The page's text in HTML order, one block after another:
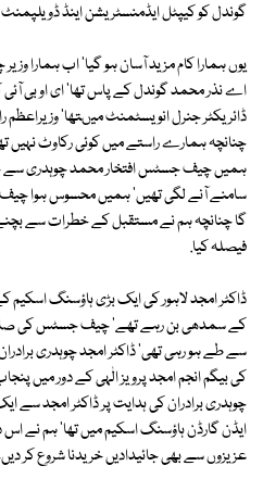
گوندل کو کیپٹل ایڈمنسٹریشن اینڈ ڈویلپمنٹ
یوں ہمارا کام مزید آسان ہو گیا' اب ہمارا
اے نذر محمد گوندل کے پاس تھا' ای او بی آئی
ڈائریکٹر جنرل انویسٹمنٹ میںتھا' وزیراعظم
چنانچہ ہمارے راستے میں کوئی رکاوٹ نہیں
ہمیں چیف جسٹس افتخار محمد چوہدری سے
سامنے آنے لگی تھیں' ہمیں محسوس ہوا
گا چنانچہ ہم نے مستقبل کے خطرات سے بچنے
فیصلہ کیا.
ڈاکٹر امجد لاہور کی ایک بڑی ہاؤسنگ اسکیم
کے سمدھی بن رہے تھے' چیف جسٹس کی
سے طے ہو رہی تھی' ڈاکٹر امجد چوہدری
کی بیگم انجم امجد پرویز الٰہی کے دور میں
چوہدری برادران کی ہدایت پر ڈاکٹر امجد سے
ایڈن گارڈن ہاؤسنگ اسکیم میں تھا' ہم نے اس
عزیزوں سے بھی جائیدادیں خریدنا شروع کر